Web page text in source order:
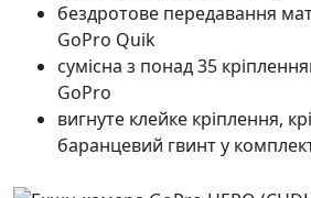
бездротове передавання
GoPro Quik
сумісна з понад 35
GoPro
вигнуте клейке кріплення,
баранцевий гвинт у